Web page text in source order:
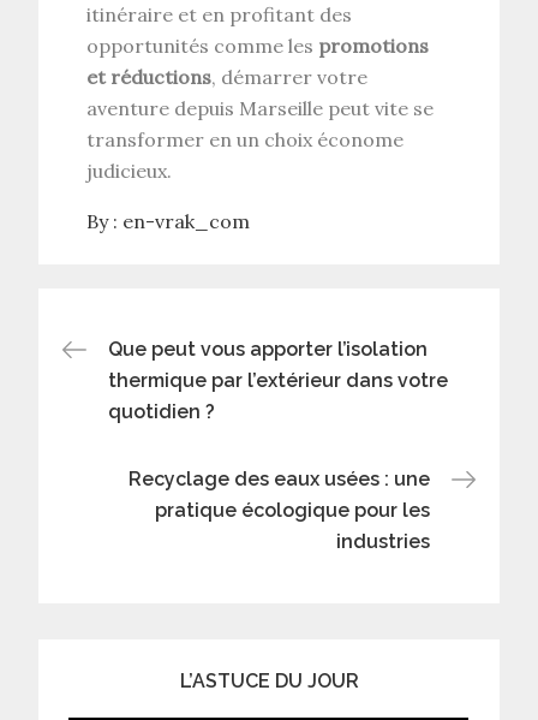
itinéraire et en profitant des
opportunités comme les promotions
et réductions, démarrer votre
aventure depuis Marseille peut vite se
transformer en un choix économe
judicieux.
By : en-vrak_com
Navigation
de
l’article
Que peut vous apporter l’isolation
thermique par l’extérieur dans votre
quotidien ?
Recyclage des eaux usées : une
pratique écologique pour les
industries
L’ASTUCE DU JOUR